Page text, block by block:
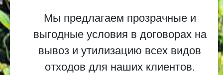
Мы предлагаем прозрачные и
выгодные условия в договорах на
вывоз и утилизацию всех видов
отходов для наших клиентов.